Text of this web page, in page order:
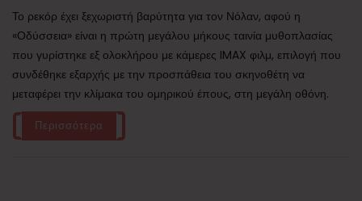
Το ρεκόρ έχει ξεχωριστή βαρύτητα για τον Νόλαν, αφού η
«Οδύσσεια» είναι η πρώτη μεγάλου μήκους ταινία μυθοπλασίας
που γυρίστηκε εξ ολοκλήρου με κάμερες IMAX φιλμ, επιλογή που
συνδέθηκε εξαρχής με την προσπάθεια του σκηνοθέτη να
μεταφέρει την κλίμακα του ομηρικού έπους, στη μεγάλη οθόνη.
Περισσότερα